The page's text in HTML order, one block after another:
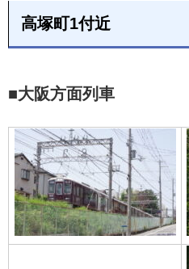
高塚町1付近
■大阪方面列車